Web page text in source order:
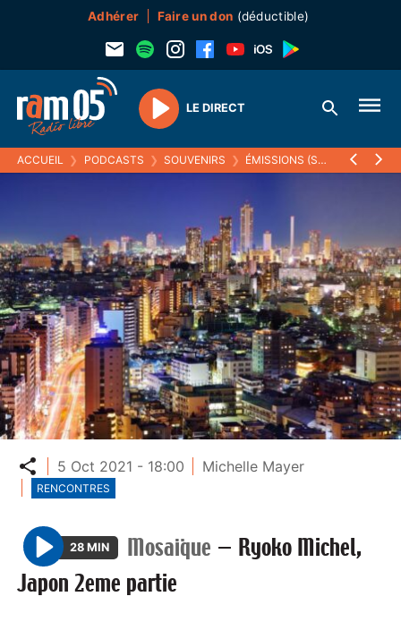
Adhérer Faire un don (déductible)
Play
LE DIRECT
ACCUEIL ❯ PODCASTS ❯ SOUVENIRS ❯ ÉMISSIONS (SOUVENIRS) ❯
Partager
5 Oct 2021 - 18:00 Michelle Mayer
RENCONTRES
P
l
28 MIN Mosaïque — Ryoko Michel,
Japon 2eme partie